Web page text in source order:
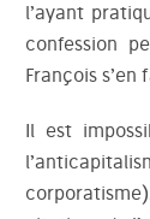
l’ayant
confession
François
Il est